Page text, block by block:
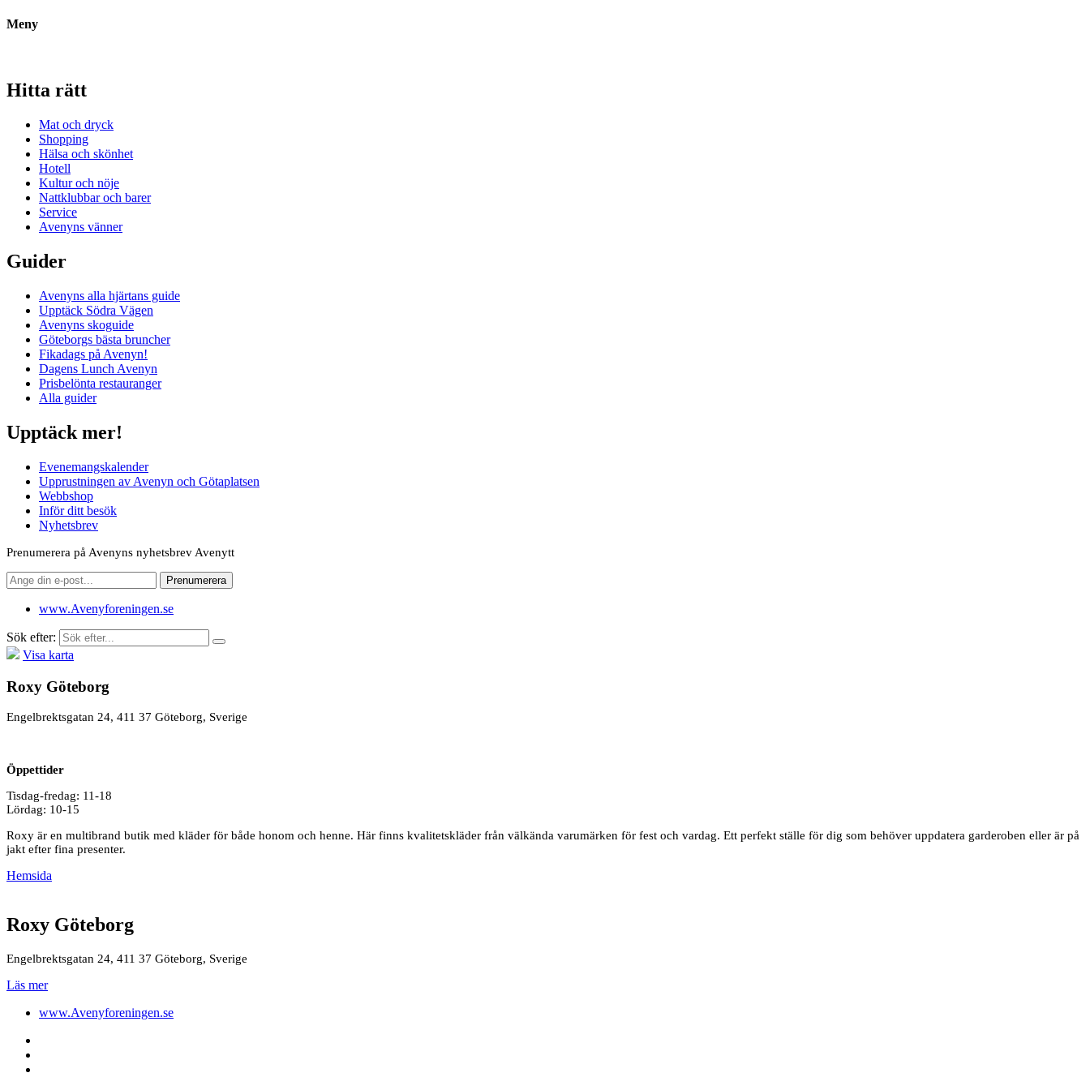
Meny
Hitta rätt
Mat och dryck
Shopping
Hälsa och skönhet
Hotell
Kultur och nöje
Nattklubbar och barer
Service
Avenyns vänner
Guider
Avenyns alla hjärtans guide
Upptäck Södra Vägen
Avenyns skoguide
Göteborgs bästa bruncher
Fikadags på Avenyn!
Dagens Lunch Avenyn
Prisbelönta restauranger
Alla guider
Upptäck mer!
Evenemangskalender
Upprustningen av Avenyn och Götaplatsen
Webbshop
Inför ditt besök
Nyhetsbrev
Prenumerera på Avenyns nyhetsbrev Avenytt
www.Avenyforeningen.se
Sök efter:
Visa karta
Roxy Göteborg
Engelbrektsgatan 24, 411 37 Göteborg, Sverige
Öppettider
Tisdag-fredag: 11-18
Lördag: 10-15
Roxy är en multibrand butik med kläder för både honom och henne. Här finns kvalitetskläder från välkända varumärken för fest och vardag. Ett perfekt ställe för dig som behöver uppdatera garderoben eller är på
jakt efter fina presenter.
Hemsida
Roxy Göteborg
Engelbrektsgatan 24, 411 37 Göteborg, Sverige
Läs mer
www.Avenyforeningen.se